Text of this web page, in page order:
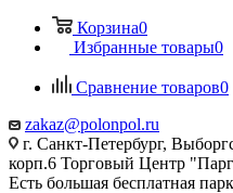
Корзина0
Избранные товары0
Сравнение товаров0
zakaz@polonpol.ru
г. Санкт-Петербург,
корп.6 Торговый Центр
Есть большая бесплатная